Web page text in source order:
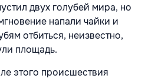
двух голубей мира, но
напали чайки и
отбиться, неизвестно,
площадь.
этого происшествия